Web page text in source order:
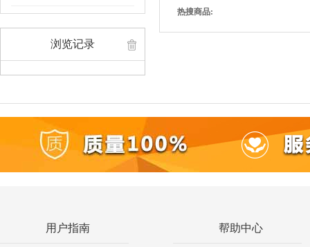
浏览记录
热搜商品:
用户指南 帮助中心